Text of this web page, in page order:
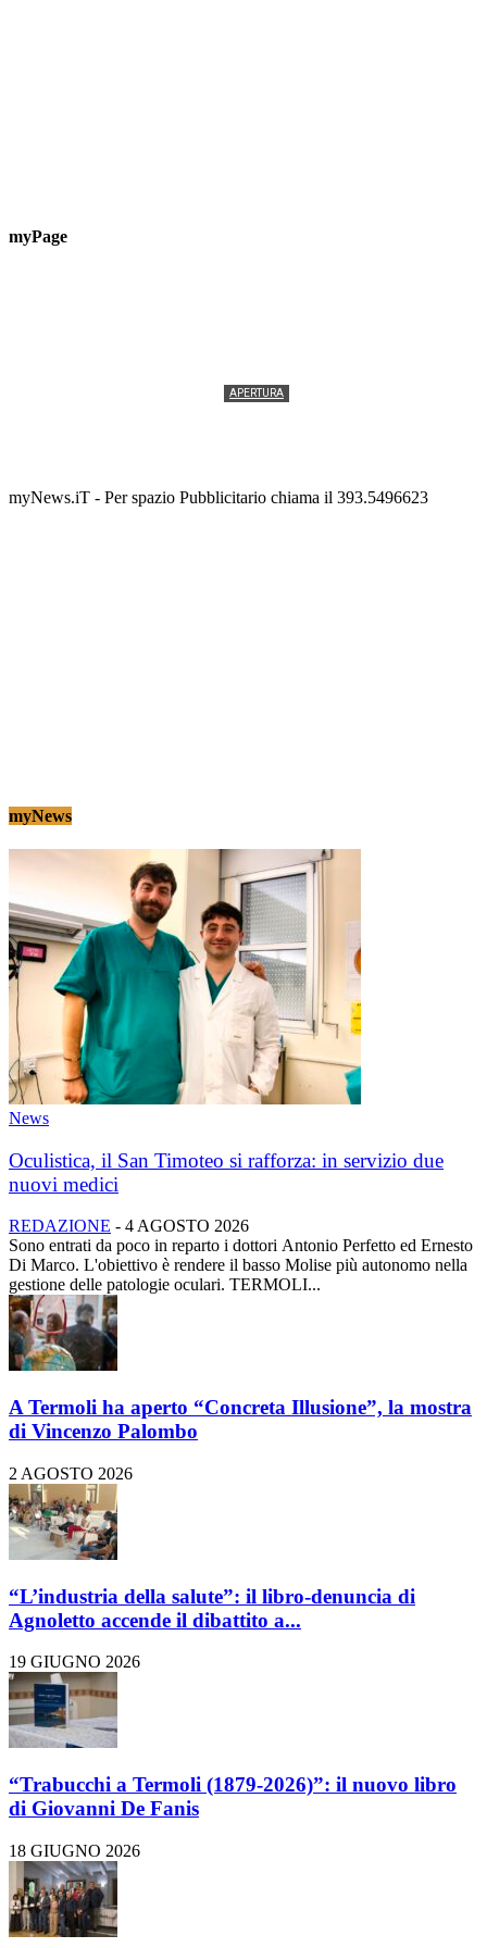
myPage
APERTURA
myNews.iT - Per spazio Pubblicitario chiama il 393.5496623
myNews
News
Oculistica, il San Timoteo si rafforza: in servizio due
nuovi medici
REDAZIONE - 4 AGOSTO 2026
Sono entrati da poco in reparto i dottori Antonio Perfetto ed Ernesto
Di Marco. L'obiettivo è rendere il basso Molise più autonomo nella
gestione delle patologie oculari. TERMOLI...
A Termoli ha aperto “Concreta Illusione”, la mostra
di Vincenzo Palombo
2 AGOSTO 2026
“L’industria della salute”: il libro-denuncia di
Agnoletto accende il dibattito a...
19 GIUGNO 2026
“Trabucchi a Termoli (1879-2026)”: il nuovo libro
di Giovanni De Fanis
18 GIUGNO 2026